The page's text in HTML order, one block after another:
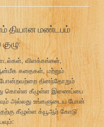
தியான மண்டபம்
பாடல்கள், விளக்கங்கள்,
கதைகள், மற்றும்
போன்றவற்றை தினந்தோறும்
கொள்ள கீழுள்ள இணைப்பை
அல்லது உங்களுடைய போன்
கீழுள்ள க்யூஆர் கோடு